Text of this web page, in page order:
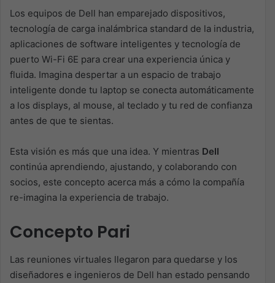
Los equipos de Dell han emparejado dispositivos,
tecnología de carga inalámbrica standard de la industria,
aplicaciones de software inteligentes y tecnología de
puerto Wi-Fi 6E para crear una experiencia única y
fluida. Imagina despertar a un espacio de trabajo
inteligente donde tu laptop se conecta automáticamente
a los displays, al mouse, al teclado y tu red de confianza
antes de que te sientas.
Esta visión es más que una idea. Y mientras Dell
continúa aprendiendo, ajustando, y colaborando con
socios, este concepto acerca más a cómo la compañía
re-imagina la experiencia de trabajo.
Concepto Pari
Las reuniones virtuales llegaron para quedarse y los
diseñadores e ingenieros de Dell han estado pensando